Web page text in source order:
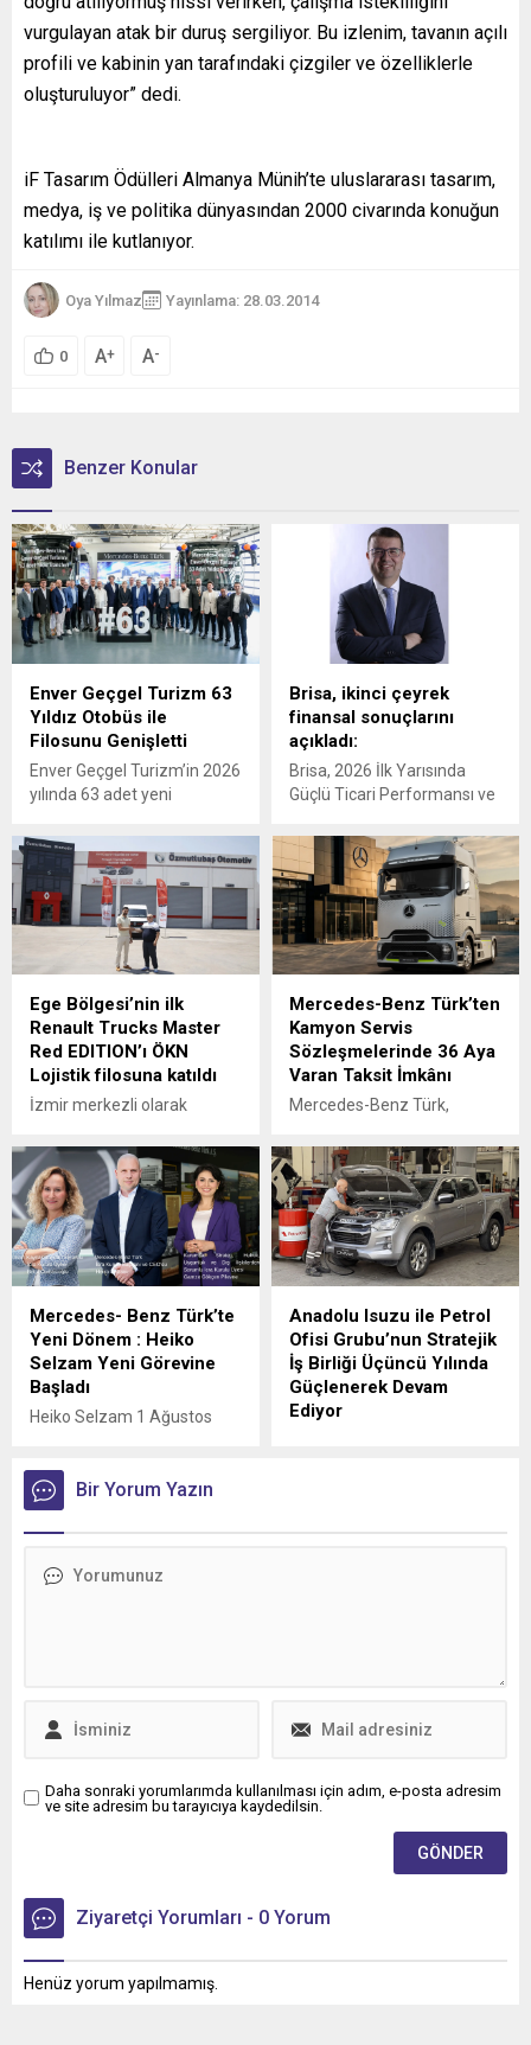
vurgulayan atak bir duruş sergiliyor. Bu izlenim, tavanın açılı
profili ve kabinin yan tarafındaki çizgiler ve özelliklerle
oluşturuluyor” dedi.
iF Tasarım Ödülleri Almanya Münih’te uluslararası tasarım,
medya, iş ve politika dünyasından 2000 civarında konuğun
katılımı ile kutlanıyor.
Oya Yılmaz Yayınlama: 28.03.2014
0 A+ A-
Benzer Konular
Enver Geçgel Turizm 63
Yıldız Otobüs ile
Filosunu Genişletti
Enver Geçgel Turizm’in 2026
yılında 63 adet yeni
yatırımı ile, şirketin
filosundaki Mercedes-Benz
araçların oranı yüzde 83’e
ulaştı.
Brisa, ikinci çeyrek
finansal sonuçlarını
açıkladı:
Brisa, 2026 İlk Yarısında
Güçlü Ticari Performansı ve
Finansal Görünümünü
Güçlendirdi
Ege Bölgesi’nin ilk
Renault Trucks Master
Red EDITION’ı ÖKN
Lojistik filosuna katıldı
İzmir merkezli olarak
lojistik operasyonları
yürüten ÖKN Lojistik, Ege
Bölgesi'nin ilk Renault
Trucks Master Red EDITION
panelvanını filosuna kattı.
Mercedes-Benz Türk’ten
Kamyon Servis
Sözleşmelerinde 36 Aya
Varan Taksit İmkânı
Mercedes-Benz Türk,
yönelik servis
sözleşmelerinde sunduğu
36 aya varan taksit
imkânıyla bakım ve servis
süreçlerini daha esnek
ödeme seçenekleriyle
Mercedes- Benz Türk’te
Yeni Dönem : Heiko
Selzam Yeni Görevine
Başladı
Heiko Selzam 1 Ağustos
Anadolu Isuzu ile Petrol
Ofisi Grubu’nun Stratejik
İş Birliği Üçüncü Yılında
Güçlenerek Devam
Ediyor
iş birliği üçüncü yılına girdi.
Bir Yorum Yazın
Daha sonraki yorumlarımda kullanılması için adım, e-posta adresim
ve site adresim bu tarayıcıya kaydedilsin.
Ziyaretçi Yorumları - 0 Yorum
Henüz yorum yapılmamış.